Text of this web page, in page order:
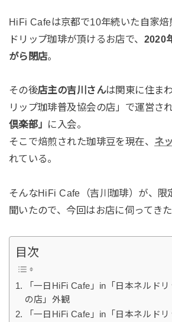
HiFi Cafeは京都で10年続いた自家焙
ドリップ珈琲が頂けるお店で、 2020
がら閉店。
その後店主の吉川さんは関東に住ま
リップ珈琲普及協会の店」で運営さ
倶楽部」 に入会。
そこで焙煎された珈琲豆を現在、 ネ
れている。
そんなHiFi Cafe（吉川珈琲）が、限
聞いたので、今回はお店に伺ってきた
目次
「一日HiFi Cafe」in「日本ネルド
の店」外観
「一日HiFi Cafe」in「日本ネルド